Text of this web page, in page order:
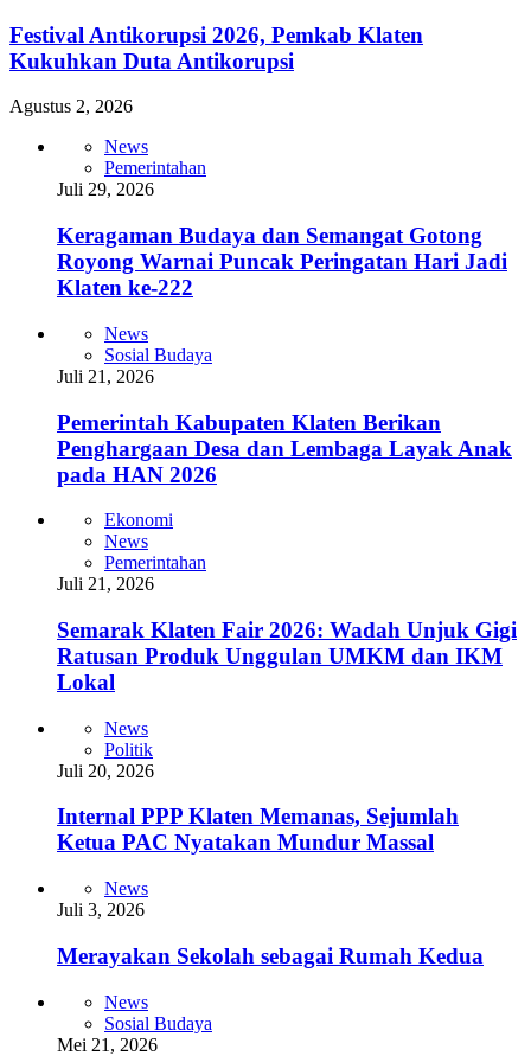
Festival Antikorupsi 2026, Pemkab Klaten
Kukuhkan Duta Antikorupsi
Agustus 2, 2026
News
Pemerintahan
Juli 29, 2026
Keragaman Budaya dan Semangat Gotong
Royong Warnai Puncak Peringatan Hari Jadi
Klaten ke-222
News
Sosial Budaya
Juli 21, 2026
Pemerintah Kabupaten Klaten Berikan
Penghargaan Desa dan Lembaga Layak Anak
pada HAN 2026
Ekonomi
News
Pemerintahan
Juli 21, 2026
Semarak Klaten Fair 2026: Wadah Unjuk Gigi
Ratusan Produk Unggulan UMKM dan IKM
Lokal
News
Politik
Juli 20, 2026
Internal PPP Klaten Memanas, Sejumlah
Ketua PAC Nyatakan Mundur Massal
News
Juli 3, 2026
Merayakan Sekolah sebagai Rumah Kedua
News
Sosial Budaya
Mei 21, 2026